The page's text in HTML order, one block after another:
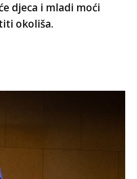
djeca i mladi moći
okoliša.